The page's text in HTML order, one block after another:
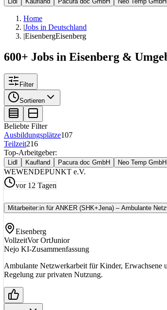
Home
|Jobs in Deutschland
|EisenbergEisenberg
600+ Jobs in Eisenberg &
Filter
Sortieren
Beliebte Filter
Ausbildungsplätze107
Teilzeit216
Top-Arbeitgeber:
Lidl Kaufland Pacura doc GmbH Neo Temp GmbH
WEWENDEPUNKT e.V.
vor 12 Tagen
Mitarbeiter:in für ANKER (SHK+Jena) – Ambulante
Eisenberg
VollzeitVor OrtJunior
Nejo KI-Zusammenfassung
Ambulante Netzwerkarbeit für Kinder, Erwachsene
Regelung zur privaten Nutzung.